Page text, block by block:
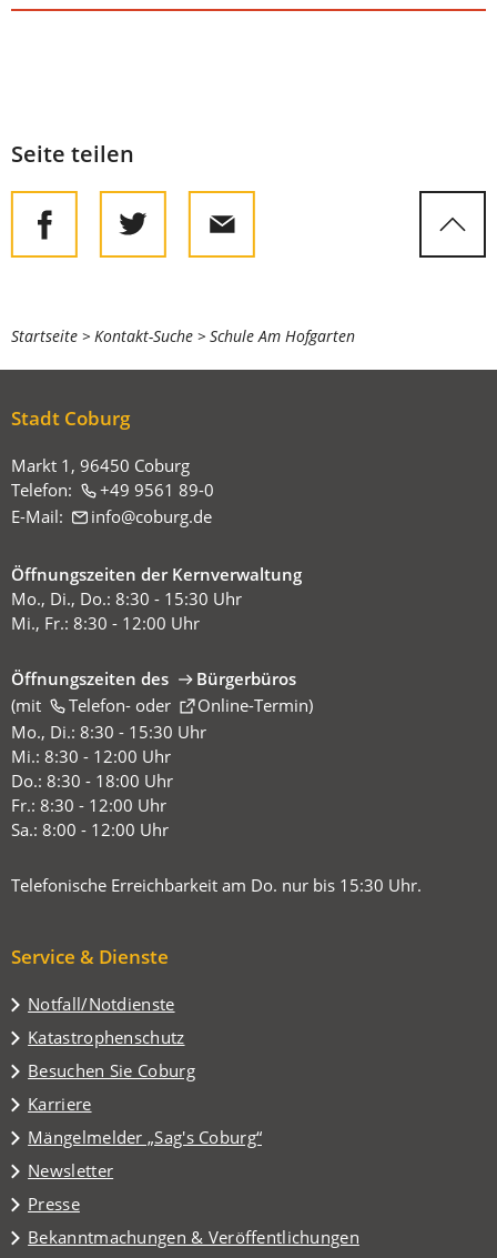
Seite teilen
Sie
befinden
sich
Startseite Kontakt-Suche Schule Am Hofgarten
Stadt Coburg
Markt 1, 96450 Coburg
Telefon:
+49 9561 89-0
E-Mail:
info coburg de
Öffnungszeiten der Kernverwaltung
Mo., Di., Do.: 8:30 - 15:30 Uhr
Mi., Fr.: 8:30 - 12:00 Uhr
Öffnungszeiten des
Bürgerbüros
(mit
Telefon-oder Online-Termin
(Öffnet
in
einem
neuen
Tab)
)
Mo., Di.: 8:30 - 15:30 Uhr
Mi.: 8:30 - 12:00 Uhr
Do.: 8:30 - 18:00 Uhr
Fr.: 8:30 - 12:00 Uhr
Sa.: 8:00 - 12:00 Uhr
Telefonische Erreichbarkeit am Do. nur bis 15:30 Uhr.
Service & Dienste
Notfall/Notdienste
Katastrophenschutz
Besuchen Sie Coburg
(Öffnet
in
einem
neuen
Tab)
Karriere
Mängelmelder „Sag's Coburg“
(Öffnet
in
einem
neuen
Tab)
Newsletter
Presse
Bekanntmachungen & Veröffentlichungen